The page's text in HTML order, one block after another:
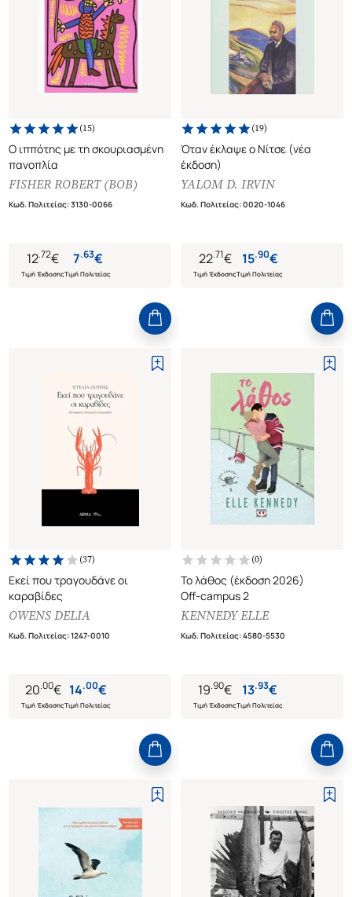
(15)
Ο ιππότης με τη σκουριασμένη
πανοπλία
FISHER ROBERT (BOB)
Κωδ. Πολιτείας:3130-0066
12.72€
Τιμή Έκδοσης
7.63€
Τιμή Πολιτείας
(19)
Όταν έκλαψε ο Νίτσε (νέα
έκδοση)
YALOM D. IRVIN
Κωδ. Πολιτείας:0020-1046
22.71€
Τιμή Έκδοσης
15.90€
Τιμή Πολιτείας
(37)
Εκεί που τραγουδάνε οι
καραβίδες
OWENS DELIA
Κωδ. Πολιτείας:1247-0010
20.00€
Τιμή Έκδοσης
14.00€
Τιμή Πολιτείας
(0)
Το λάθος (έκδοση 2026)
Off-campus 2
KENNEDY ELLE
Κωδ. Πολιτείας:4580-5530
19.90€
Τιμή Έκδοσης
13.93€
Τιμή Πολιτείας